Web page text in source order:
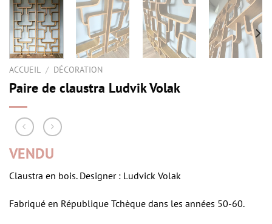
ACCUEIL / DÉCORATION
Paire de claustra Ludvik Volak
VENDU
Claustra en bois. Designer : Ludvick Volak
Fabriqué en République Tchèque dans les années 50-60.